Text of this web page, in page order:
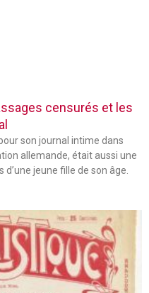
censurés et les
son journal intime dans
allemande, était aussi une
jeune fille de son âge.